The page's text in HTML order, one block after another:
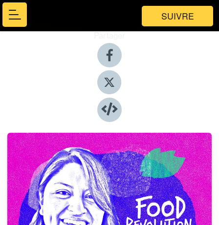
SUIVRE
Partager